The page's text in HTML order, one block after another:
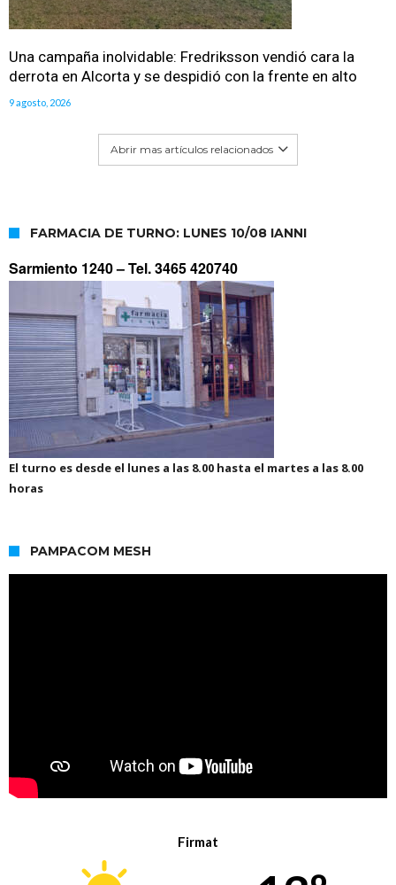
Una campaña inolvidable: Fredriksson vendió cara la
derrota en Alcorta y se despidió con la frente en alto
9 agosto, 2026
Abrir mas artículos relacionados
FARMACIA DE TURNO: LUNES 10/08 IANNI
Sarmiento 1240 –Tel. 3465 420740
El turno es desde el lunes a las 8.00 hasta el martes a las 8.00
horas
PAMPACOM MESH
Firmat